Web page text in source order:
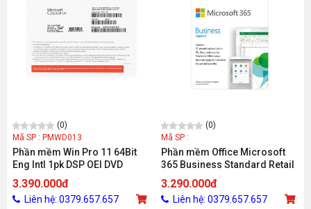
(0)
Mã SP : PMWD013
Phần mềm Win Pro 11 64Bit
Eng Intl 1pk DSP OEI DVD
(FQC-10528)
3.390.000đ
Liên hệ: 0379.657.657
(0)
Mã SP :
Phần mềm Office Microsoft
365 Business Standard Retail
ESD KLQ-00209 (1 User/ 12
tháng)
3.290.000đ
Liên hệ: 0379.657.657